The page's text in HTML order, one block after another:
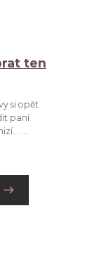
ten
si opět
paní
...